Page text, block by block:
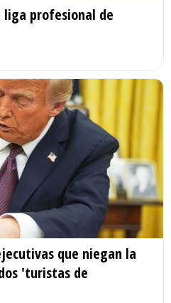
liga profesional de
que niegan la
'turistas de